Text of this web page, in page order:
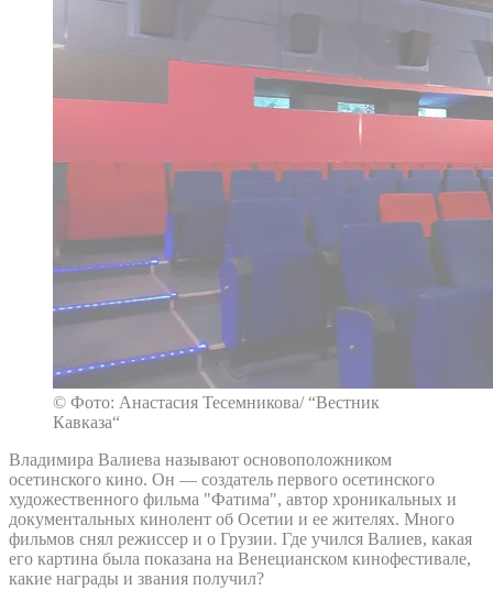
© Фото: Анастасия Тесемникова/ “Вестник
Кавказа“
Владимира Валиева называют основоположником
осетинского кино. Он — создатель первого осетинского
художественного фильма "Фатима", автор хроникальных и
документальных кинолент об Осетии и ее жителях. Много
фильмов снял режиссер и о Грузии. Где учился Валиев, какая
его картина была показана на Венецианском кинофестивале,
какие награды и звания получил?